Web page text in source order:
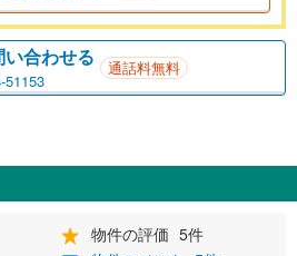
合わせる
51153
通話料無料
物件の評価 5件